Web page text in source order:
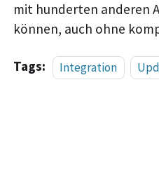
mit hunderten anderen
können, auch ohne
Tags: Integration